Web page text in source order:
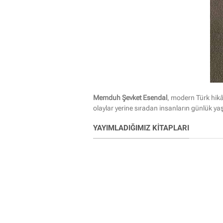
Memduh Şevket Esendal , modern Türk
olaylar yerine sıradan insanların günlük
YAYIMLADIĞIMIZ KITAPLARI